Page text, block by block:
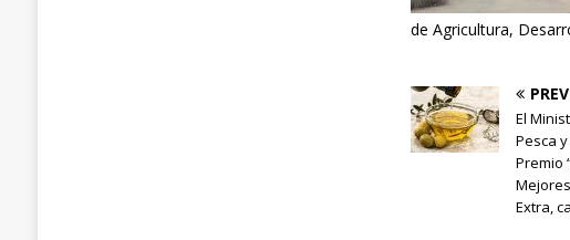
de Agricultura,
El
Pesca
Premio
Extra,